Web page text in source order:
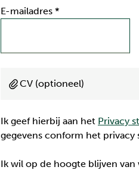
E-mailadres *
CV (optioneel)
Ik geef hierbij aan het Privacy
gegevens conform het privacy
Ik wil op de hoogte blijven